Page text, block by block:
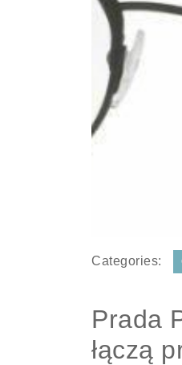
Categories:
Prada
łączą